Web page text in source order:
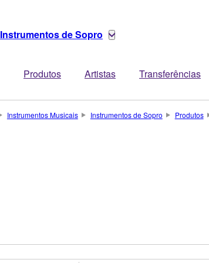
Instrumentos de Sopro
Produtos Artistas Transferências
Instrumentos Musicais Instrumentos de Sopro Produtos